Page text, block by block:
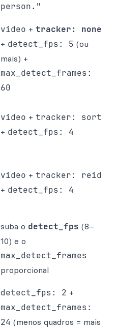
person."
video + tracker: none
+ detect_fps: 5 (ou
mais) +
max_detect_frames:
60
video + tracker: sort
+ detect_fps: 4
video + tracker: reid
+ detect_fps: 4
suba o detect_fps (8–
10) e o
max_detect_frames
proporcional
detect_fps: 2 +
max_detect_frames:
24 (menos quadros = mais